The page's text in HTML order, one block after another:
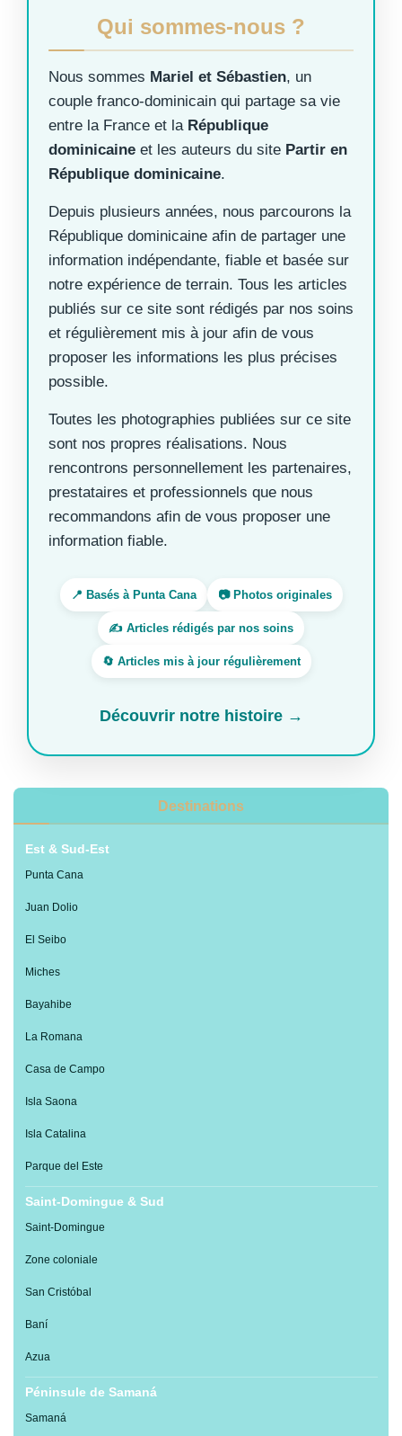
Qui sommes-nous ?
Nous sommes Mariel et Sébastien, un
couple franco-dominicain qui partage sa vie
entre la France et la République
dominicaine et les auteurs du site Partir en
République dominicaine.
Depuis plusieurs années, nous parcourons la
République dominicaine afin de partager une
information indépendante, fiable et basée sur
notre expérience de terrain. Tous les articles
publiés sur ce site sont rédigés par nos soins
et régulièrement mis à jour afin de vous
proposer les informations les plus précises
possible.
Toutes les photographies publiées sur ce site
sont nos propres réalisations. Nous
rencontrons personnellement les partenaires,
prestataires et professionnels que nous
recommandons afin de vous proposer une
information fiable.
📍 Basés à Punta Cana 📷 Photos originales
✍️ Articles rédigés par nos soins
🔄 Articles mis à jour régulièrement
Découvrir notre histoire →
Destinations
Est & Sud-Est
Punta Cana
Juan Dolio
El Seibo
Miches
Bayahibe
La Romana
Casa de Campo
Isla Saona
Isla Catalina
Parque del Este
Saint-Domingue & Sud
Saint-Domingue
Zone coloniale
San Cristóbal
Baní
Azua
Péninsule de Samaná
Samaná